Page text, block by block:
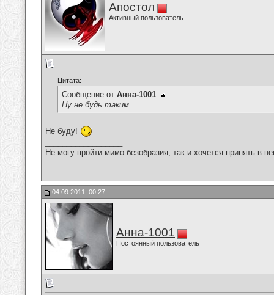
Апостол
Активный пользователь
Цитата:
Сообщение от Анна-1001
Ну не будь таким
Не буду!
Не могу пройти мимо безобразия, так и хочется принять в
04.09.2011, 00:27
Анна-1001
Постоянный пользователь